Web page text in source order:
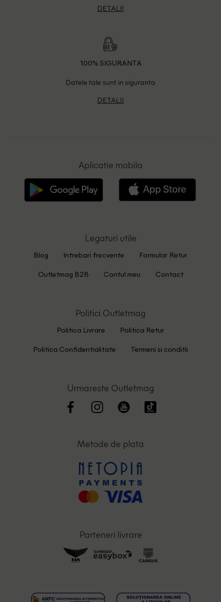
DETALII
100% SIGURANTA
Datele tale sunt in siguranta
DETALII
Aplicatie mobila
Legaturi utile
Blog Intrebari frecvente Formular Retur
Outletmag B2B Contul meu Contact
Politici Outletmag
Politica Livrare Politica Retur
Politica Confidentialitate Termeni si conditii
Urmareste Outletmag
Metode de plata
Parteneri livrare